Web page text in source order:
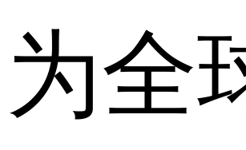
为全